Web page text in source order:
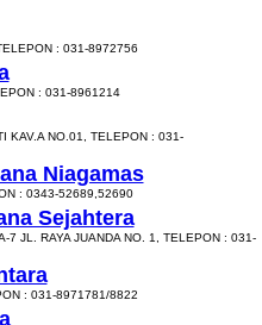
: 031-8972756
: 031-8961214
KAV.A NO.01, TELEPON : 031-
Niagamas
: 0343-52689,52690
Sejahtera
7 JL. RAYA JUANDA NO. 1, TELEPON : 031-
: 031-8971781/8822